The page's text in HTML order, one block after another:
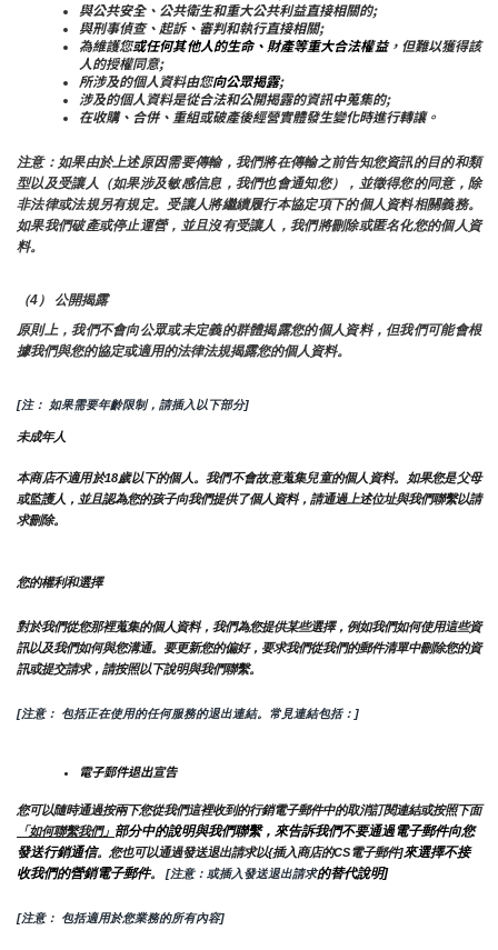
與公共安全、公共衛生和重大公共利益直接相關的;
與刑事偵查、起訴、審判和執行直接相關;
為維護您或任何其他人的生命、財產等重大合法權益，但難以獲得該
人的授權同意;
所涉及的個人資料由您向公眾揭露;
涉及的個人資料是從合法和公開揭露的資訊中蒐集的;
在收購、合併、重組或破產後經營實體發生變化時進行轉讓。
注意：如果由於上述原因需要傳輸，我們將在傳輸之前告知您資訊的目的和類
型以及受讓人（如果涉及敏感信息，我們也會通知您），並徵得您的同意，除
非法律或法規另有規定。受讓人將繼續履行本協定項下的個人資料相關義務。
如果我們破產或停止運營，並且沒有受讓人，我們將刪除或匿名化您的個人資
料。
（4） 公開揭露
原則上，我們不會向公眾或未定義的群體揭露您的個人資料，但我們可能會根
據我們與您的協定或適用的法律法規揭露您的個人資料。
[注： 如果需要年齡限制，請插入以下部分]
未成年人
本商店不適用於18歲以下的個人。我們不會故意蒐集兒童的個人資料。如果您是父母
或監護人，並且認為您的孩子向我們提供了個人資料，請通過上述位址與我們聯繫以請
求刪除。
您的權利和選擇
對於我們從您那裡蒐集的個人資料，我們為您提供某些選擇，例如我們如何使用這些資
訊以及我們如何與您溝通。要更新您的偏好，要求我們從我們的郵件清單中刪除您的資
訊或提交請求，請按照以下說明與我們聯繫。
[注意： 包括正在使用的任何服務的退出連結。常見連結包括：]
電子郵件退出宣告
您可以隨時通過按兩下您從我們這裡收到的行銷電子郵件中的取消訂閱連結或按照下面
「如何聯繫我們」 部分中的說明與我們聯繫，來告訴我們不要通過電子郵件向您
發送行銷通信。您也可以通過發送退出請求以{插入商店的CS電子郵件]來選擇不接
收我們的營銷電子郵件。 [注意：或插入發送退出請求的替代說明]
[注意： 包括適用於您業務的所有內容]